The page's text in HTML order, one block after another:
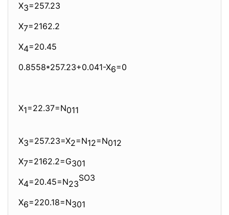
X3=257.23
X7=2162.2
X4=20.45
0.8558*257.23+0.041-X6=0
X1=22.37=N011
X3=257.23=X2=N12=N012
X7=2162.2=G301
X4=20.45=N23
SO3
X6=220.18=N301